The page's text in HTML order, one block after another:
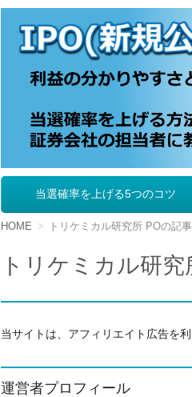
IPO（新規公開
ン
テ
へ
動
当選確率を上げる5つのコツ
HOME トリケミカル研究所 POの記
トリケミカル研
当サイトは、アフィリエイト広告を利
運営者プロフィール